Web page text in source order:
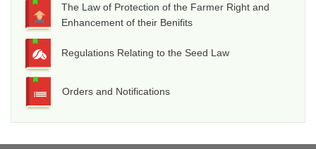
The Law of Protection of the Farmer Right and
Enhancement of their Benifits
Regulations Relating to the Seed Law
Orders and Notifications